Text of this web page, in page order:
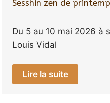
Sesshin zen de
Du 5 au 10 mai 2026 à
Louis Vidal
Lire la suite